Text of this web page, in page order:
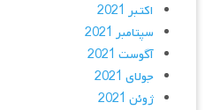
اکتبر 2021
سپتامبر 2021
آگوست 2021
جولای 2021
ژوئن 2021